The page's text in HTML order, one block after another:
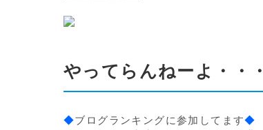
やってらんねーよ・・
◆ブログランキングに参加してます◆